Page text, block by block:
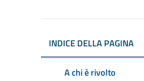
INDICE DELLA PAGINA
A chi è rivolto